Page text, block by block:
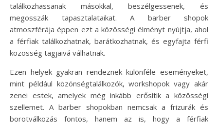
találkozhassanak másokkal, beszélgessenek, és
megosszák tapasztalataikat. A barber shopok
atmoszférája éppen ezt a közösségi élményt nyújtja, ahol
a férfiak találkozhatnak, barátkozhatnak, és egyfajta férfi
közösség tagjaivá válhatnak.
Ezen helyek gyakran rendeznek különféle eseményeket,
mint például közönségtalálkozók, workshopok vagy akár
zenei estek, amelyek még inkább erősítik a közösségi
szellemet. A barber shopokban nemcsak a frizurák és
borotválkozás fontos, hanem az is, hogy a férfiak